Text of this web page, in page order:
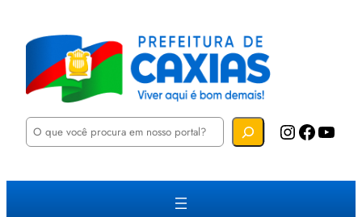
P
u
Instagram Facebook YouTube